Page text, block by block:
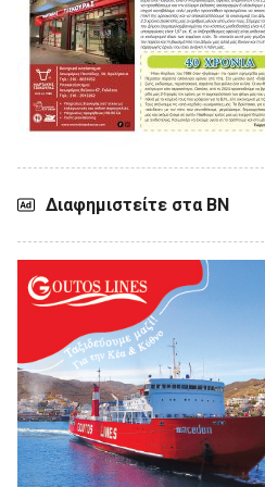
Διαφημιστείτε στα ΒΝ